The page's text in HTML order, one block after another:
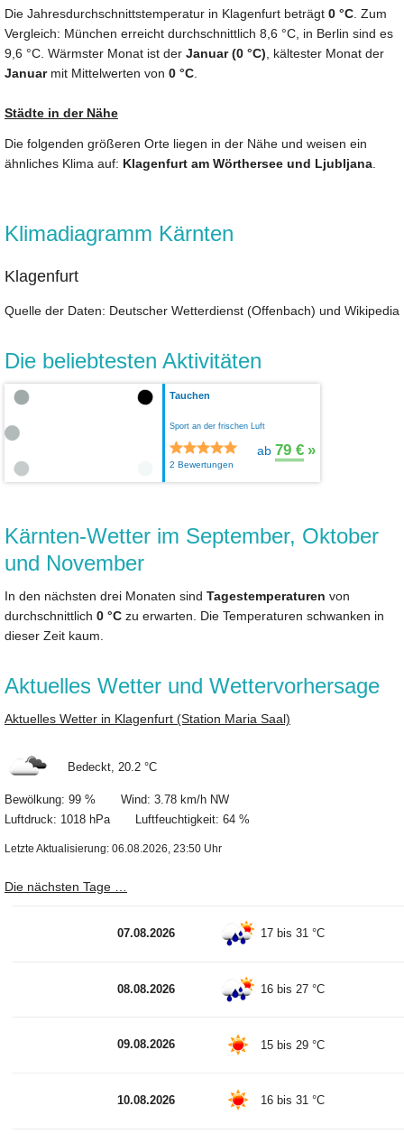
Die Jahresdurchschnittstemperatur in Klagenfurt beträgt 0 °C . Zum
Vergleich: München erreicht durchschnittlich 8,6 °C, in Berlin sind es
9,6 °C. Wärmster Monat ist der Januar (0 °C) , kältester Monat der
Januarmit Mittelwerten von 0 °C
Städte in der Nähe
Die folgenden größeren Orte liegen in der Nähe und weisen ein
ähnliches Klima auf: Klagenfurt am Wörthersee und Ljubljana
Klimadiagramm Kärnten
Klagenfurt
Quelle der Daten: Deutscher Wetterdienst (Offenbach) und Wikipedia
Die beliebtesten Aktivitäten
Tauchen
Sport an der frischen Luft
2 Bewertungen
ab 79 € »
Kärnten-Wetter im September, Oktober
und November
In den nächsten drei Monaten sind Tagestemperaturen von
durchschnittlich 0 °C zu erwarten. Die Temperaturen schwanken in
dieser Zeit kaum.
Aktuelles Wetter und Wettervorhersage
Aktuelles Wetter in Klagenfurt (Station Maria Saal)
Bedeckt, 20.2 °C
Bewölkung: 99 % Wind: 3.78 km/h NW
Luftdruck: 1018 hPa Luftfeuchtigkeit: 64 %
Letzte Aktualisierung: 06.08.2026, 23:50 Uhr
Die nächsten Tage …
07.08.2026 17 bis 31 °C
08.08.2026 16 bis 27 °C
09.08.2026 15 bis 29 °C
10.08.2026 16 bis 31 °C